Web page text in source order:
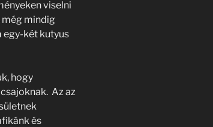
viselni
még mindig
egy-két kutyus
hogy
Az az
és